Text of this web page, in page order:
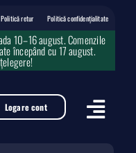
Politică retur Politică confidențialitate
10–16 august. Comenzile
începând cu 17 august.
Logare cont